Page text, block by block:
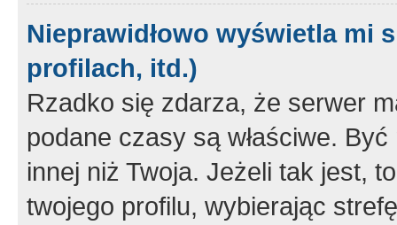
Nieprawidłowo wyświetla mi
profilach, itd.)
Rzadko się zdarza, że serwer
podane czasy są właściwe.
innej niż Twoja. Jeżeli tak jest,
twojego profilu, wybierając